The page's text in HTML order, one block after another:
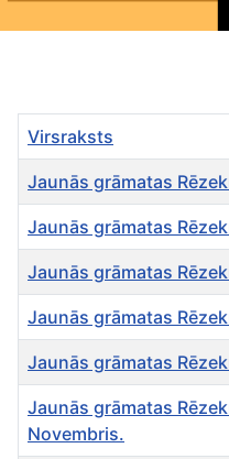
Virsraksts
Jaunās grāmatas
Jaunās grāmatas
Jaunās grāmatas
Jaunās grāmatas
Jaunās grāmatas
Jaunās grāmatas
Novembris.